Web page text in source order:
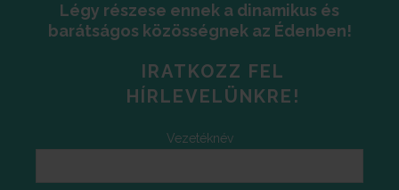
Légy részese ennek a dinamikus és
barátságos közösségnek az Édenben!
IRATKOZZ FEL
HÍRLEVELÜNKRE!
Vezetéknév